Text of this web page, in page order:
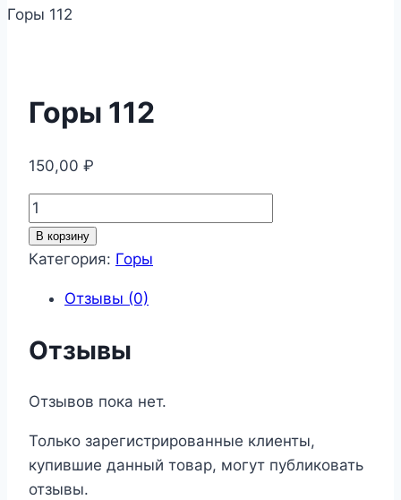
Горы 112
Горы 112
150,00 ₽
Количество
товара
Горы
В корзину
Категория: Горы
Отзывы (0)
Отзывы
Отзывов пока нет.
Только зарегистрированные клиенты,
купившие данный товар, могут публиковать
отзывы.